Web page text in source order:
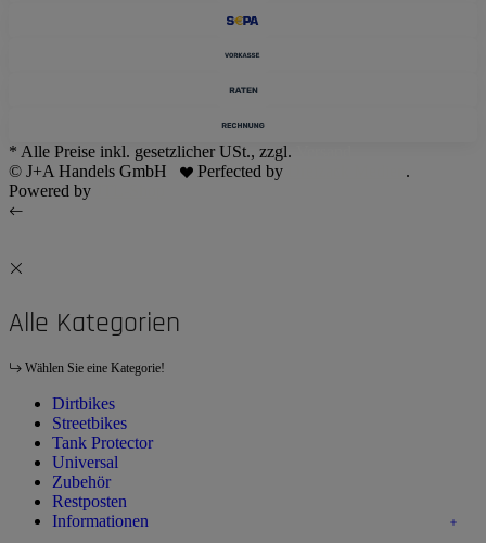
* Alle Preise inkl. gesetzlicher USt., zzgl.
© J+A Handels GmbH
Perfected by
.
Powered by
Alle Kategorien
Wählen Sie eine Kategorie!
Dirtbikes
Streetbikes
Tank Protector
Universal
Zubehör
Restposten
Informationen